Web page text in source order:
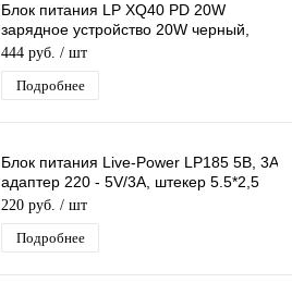
Блок питания LP XQ40 PD 20W
зарядное устройство 20W черный,
вход Type-C, с кабелем Type-C - Type-
C
444 руб. / шт
Подробнее
Блок питания Live-Power LP185 5В, 3A
адаптер 220 - 5V/3A, штекер 5.5*2,5
мм, длина 1,2м
220 руб. / шт
Подробнее